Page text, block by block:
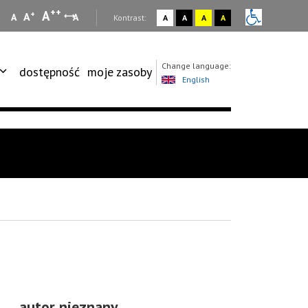
A A+ A++ A Kontrast: A A A A
dostępność moje zasoby
Change language:
English